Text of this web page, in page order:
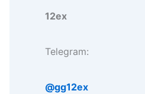
12ex
Telegram:
@gg12ex